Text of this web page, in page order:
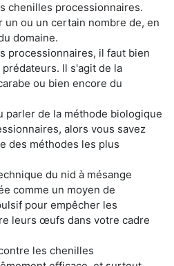
chenilles processionnaires.
un ou un certain nombre de, en
domaine.
processionnaires, il faut bien
Il s'agit de la
ou bien encore du
parler de la méthode biologique
alors vous savez
des méthodes les plus
du nid à mésange
comme un moyen de
pour empêcher les
leurs œufs dans votre cadre
les chenilles